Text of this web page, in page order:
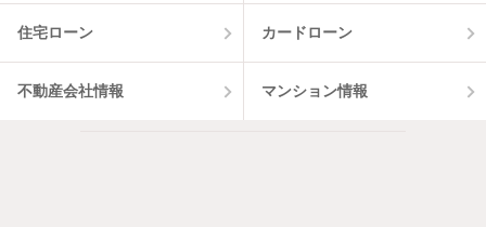
住宅ローン カードローン
不動産会社情報 マンション情報